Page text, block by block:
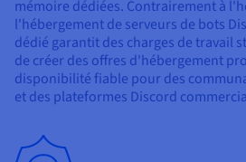
mémoire dédiées. Contrairement à
l'hébergement de serveurs de bots
dédié garantit des charges de travail
de créer des offres d'hébergement
disponibilité fiable pour des
et des plateformes Discord